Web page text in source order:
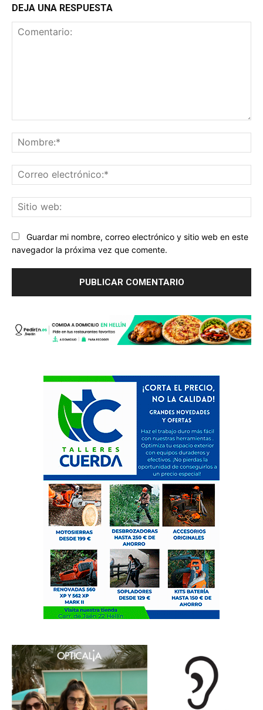
DEJA UNA RESPUESTA
Guardar mi nombre, correo electrónico y sitio web en este
navegador la próxima vez que comente.